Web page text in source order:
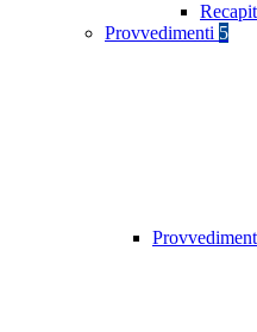
Provvedimenti 5